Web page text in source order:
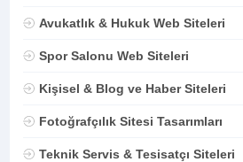
Avukatlık & Hukuk Web Siteleri
Spor Salonu Web Siteleri
Kişisel & Blog ve Haber Siteleri
Fotoğrafçılık Sitesi Tasarımları
Teknik Servis & Tesisatçı Siteleri